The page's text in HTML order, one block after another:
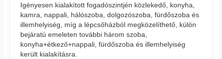
Igényesen kialakított fogadószintjén közlekedő, konyha,
kamra, nappali, hálószoba, dolgozószoba, fürdőszoba és
illemhelyiség, míg a lépcsőházból megközelíthető, külön
bejáratú emeleten további három szoba,
konyha+étkező+nappali, fürdőszoba és illemhelyiség
került kialakításra.